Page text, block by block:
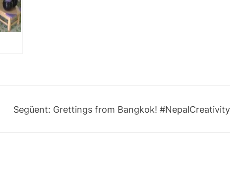
Següent: Grettings from Bangkok! #NepalCreativity